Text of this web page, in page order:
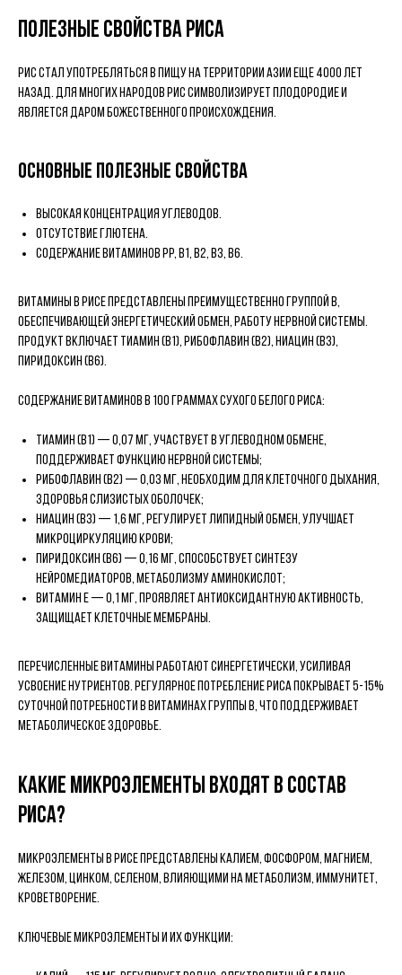
Полезные свойства риса
Рис стал употребляться в пищу на территории Азии еще 4000 лет
назад. Для многих народов рис символизирует плодородие и
является даром божественного происхождения.
Основные полезные свойства
Высокая концентрация углеводов.
Отсутствие глютена.
Содержание витаминов PP, B1, B2, B3, B6.
Витамины в рисе представлены преимущественно группой B,
обеспечивающей энергетический обмен, работу нервной системы.
Продукт включает тиамин (В1), рибофлавин (В2), ниацин (В3),
пиридоксин (В6).
Содержание витаминов в 100 граммах сухого белого риса:
тиамин (В1) — 0,07 мг, участвует в углеводном обмене,
поддерживает функцию нервной системы;
рибофлавин (В2) — 0,03 мг, необходим для клеточного дыхания,
здоровья слизистых оболочек;
ниацин (В3) — 1,6 мг, регулирует липидный обмен, улучшает
микроциркуляцию крови;
пиридоксин (В6) — 0,16 мг, способствует синтезу
нейромедиаторов, метаболизму аминокислот;
витамин Е — 0,1 мг, проявляет антиоксидантную активность,
защищает клеточные мембраны.
Перечисленные витамины работают синергетически, усиливая
усвоение нутриентов. Регулярное потребление риса покрывает 5-15%
суточной потребности в витаминах группы B, что поддерживает
метаболическое здоровье.
Какие микроэлементы входят в состав
риса?
Микроэлементы в рисе представлены калием, фосфором, магнием,
железом, цинком, селеном, влияющими на метаболизм, иммунитет,
кроветворение.
Ключевые микроэлементы и их функции: